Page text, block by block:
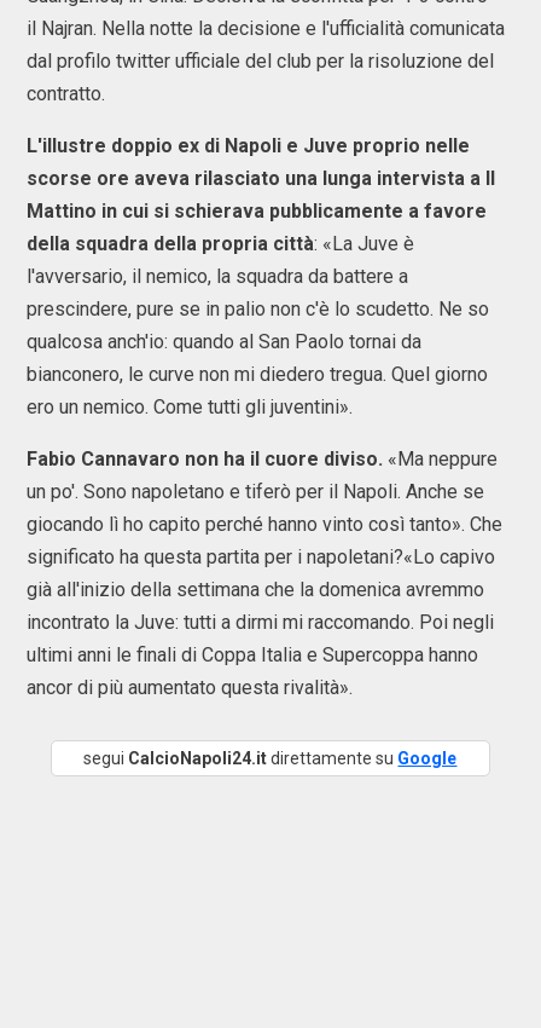
il Najran. Nella notte la decisione e l'ufficialità comunicata
dal profilo twitter ufficiale del club per la risoluzione del
contratto.
L'illustre doppio ex di Napoli e Juve proprio nelle
scorse ore aveva rilasciato una lunga intervista a Il
Mattino in cui si schierava pubblicamente a favore
della squadra della propria città: «La Juve è
l'avversario, il nemico, la squadra da battere a
prescindere, pure se in palio non c'è lo scudetto. Ne so
qualcosa anch'io: quando al San Paolo tornai da
bianconero, le curve non mi diedero tregua. Quel giorno
ero un nemico. Come tutti gli juventini».
Fabio Cannavaro non ha il cuore diviso. «Ma neppure
un po'. Sono napoletano e tiferò per il Napoli. Anche se
giocando lì ho capito perché hanno vinto così tanto». Che
significato ha questa partita per i napoletani?«Lo capivo
già all'inizio della settimana che la domenica avremmo
incontrato la Juve: tutti a dirmi mi raccomando. Poi negli
ultimi anni le finali di Coppa Italia e Supercoppa hanno
ancor di più aumentato questa rivalità».
segui CalcioNapoli24.itdirettamente su Google